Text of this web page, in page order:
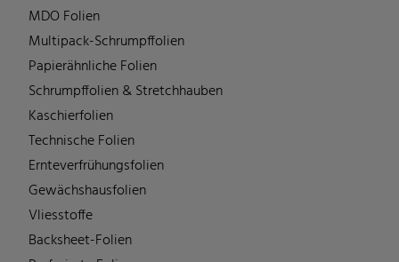
MDO Folien
Multipack-Schrumpffolien
Papierähnliche Folien
Schrumpffolien & Stretchhauben
Kaschierfolien
Technische Folien
Ernteverfrühungsfolien
Gewächshausfolien
Vliesstoffe
Backsheet-Folien